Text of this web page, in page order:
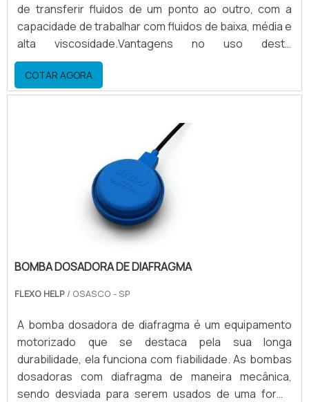
de transferir fluidos de um ponto ao outro, com a
capacidade de trabalhar com fluidos de baixa, média e
alta viscosidade.Vantagens no uso deste
equipamento Economia de energia; Economia de
solventes; Economia de tintas; Agilidade na limpeza;
Agilidade na preparação.Mais informações sobre
peristáltica tem uma grande economia de solvente,
COTAR AGORA
BOMBA DOSADORA DE DIAFRAGMA
FLEXO HELP / OSASCO - SP
A bomba dosadora de diafragma é um equipamento
motorizado que se destaca pela sua longa
durabilidade, ela funciona com fiabilidade. As bombas
dosadoras com diafragma de maneira mecânica,
sendo desviada para serem usados de uma forma